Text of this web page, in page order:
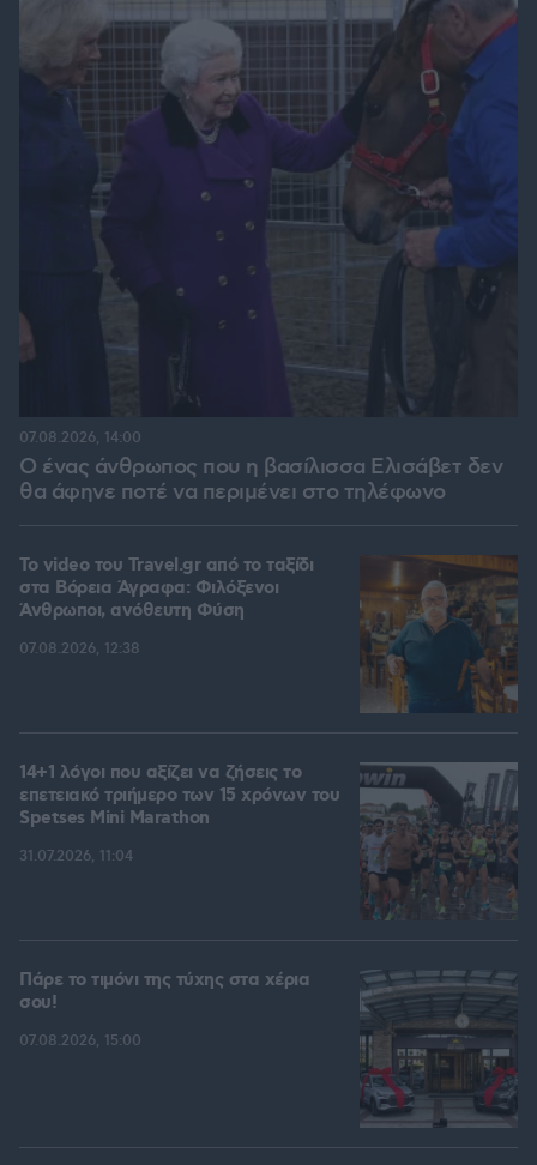
Ο ένας άνθρωπος που η βασίλισσα Ελισάβετ δεν
θα άφηνε ποτέ να περιμένει στο τηλέφωνο
07.08.2026, 14:00
To video του Travel.gr από το ταξίδι
στα Βόρεια Άγραφα: Φιλόξενοι
Άνθρωποι, ανόθευτη Φύση
07.08.2026, 12:38
14+1 λόγοι που αξίζει να ζήσεις το
επετειακό τριήμερο των 15 χρόνων του
Spetses Mini Marathon
31.07.2026, 11:04
Πάρε το τιμόνι της τύχης στα χέρια
σου!
07.08.2026, 15:00